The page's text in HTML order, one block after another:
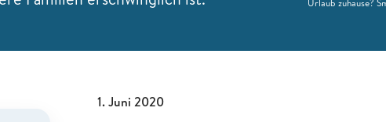
1. Juni 2020